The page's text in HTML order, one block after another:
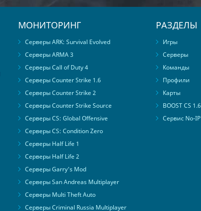
МОНИТОРИНГ
Серверы ARK: Survival Evolved
Серверы ARMA 3
Серверы Call of Duty 4
Серверы Counter Strike 1.6
Серверы Counter Strike 2
Серверы Counter Strike Source
Серверы CS: Global Offensive
Серверы CS: Condition Zero
Серверы Half Life 1
Серверы Half Life 2
Серверы Garry's Mod
Серверы San Andreas Multiplayer
Серверы Multi Theft Auto
Серверы Criminal Russia Multiplayer
РАЗДЕЛЫ
Игры
Серверы
Команды
Профили
Карты
BOOST CS 1.6
Сервис No-IP